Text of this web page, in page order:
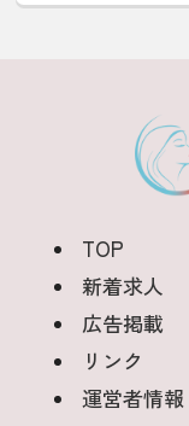
TOP
新着求人
広告掲載
リンク
運営者情報